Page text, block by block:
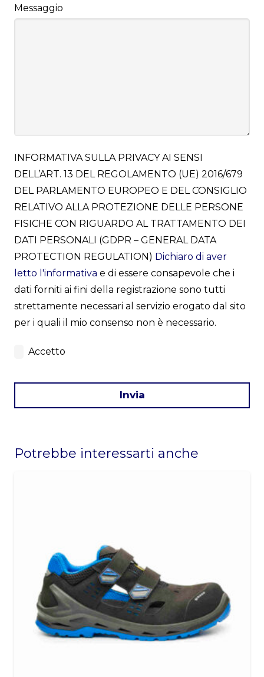
Messaggio
INFORMATIVA SULLA PRIVACY AI SENSI
DELL’ART. 13 DEL REGOLAMENTO (UE) 2016/679
DEL PARLAMENTO EUROPEO E DEL CONSIGLIO
RELATIVO ALLA PROTEZIONE DELLE PERSONE
FISICHE CON RIGUARDO AL TRATTAMENTO DEI
DATI PERSONALI (GDPR – GENERAL DATA
PROTECTION REGULATION) Dichiaro di aver
letto l'informativa e di essere consapevole che i
dati forniti ai fini della registrazione sono tutti
strettamente necessari al servizio erogato dal sito
per i quali il mio consenso non è necessario.
Accetto
Invia
should
Potrebbe interessarti anche